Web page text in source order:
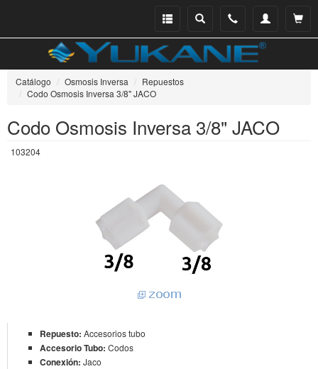
Ver
Mi
Teléfono
Buscar
Menu
Catálogo Osmosis Inversa
Repuestos
Codo Osmosis Inversa 3/8" JACO
Codo Osmosis Inversa 3/8" JACO
103204
Repuesto: Accesorios tubo
Accesorio Tubo: Codos
Conexión: Jaco